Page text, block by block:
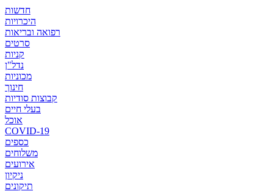
חדשות
היכרויות
רפואה ובריאות
סרטים
קניות
נדל"ן
מכוניות
חינוך
קבוצות סודיות
בעלי חיים
אוכל
COVID-19
כספים
משלוחים
אירועים
ניקיון
תיקונים